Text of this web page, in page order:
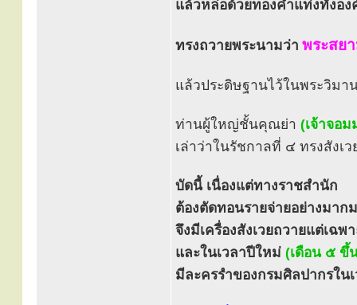
แล้วหล่อด้วยทองคำแท่งทั้งอง
ทรงถวายพระนามว่า พระสย
แล้วประดิษฐานไว้ในพระวิม
ท่านผู้ใหญ่ชั้นคุณย่า (เจ้าจอ
เล่าว่าในรัชกาลที่ ๔ ทรงสัง
บัดนี้ เนื่องแต่ทางราชสำนัก
ต้องตัดทอนรายจ่ายอย่างมา
จึงมีเครื่องสังเวยถวายแต่เฉ
และในเวลาปีใหม่ (เดือน ๕ ขึ้
มีละครรำของกรมศิลปากรใน